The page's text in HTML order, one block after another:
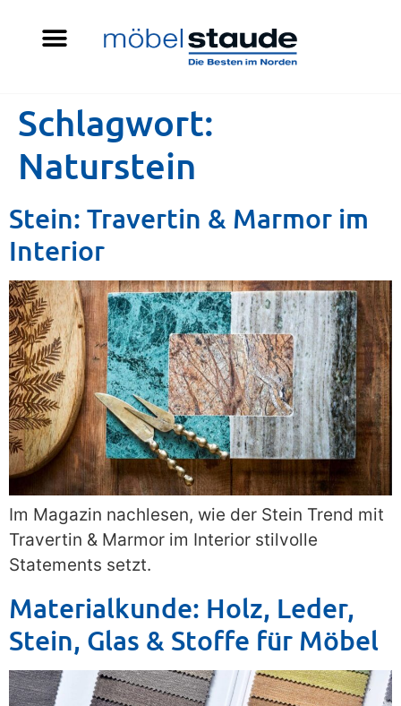
Schlagwort:
Naturstein
Stein: Travertin & Marmor im
Interior
Im Magazin nachlesen, wie der Stein Trend mit
Travertin & Marmor im Interior stilvolle
Statements setzt.
Materialkunde: Holz, Leder,
Stein, Glas & Stoffe für Möbel